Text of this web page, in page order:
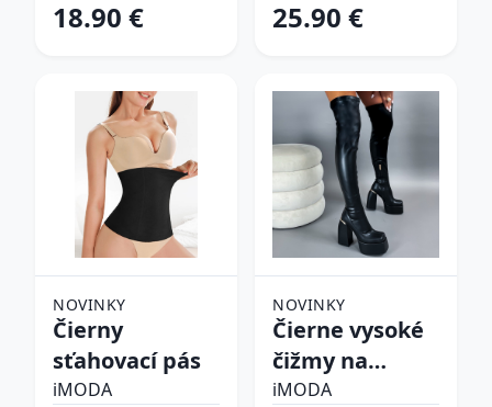
18.90 € 25.90 €
NOVINKY
Čierny
sťahovací pás
iMODA
NOVINKY
Čierne vysoké
čižmy na
platforme
iMODA